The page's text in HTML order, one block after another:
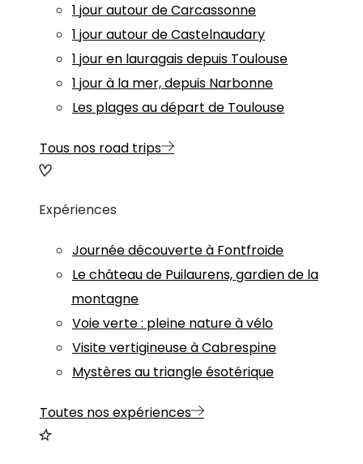
1 jour autour de Carcassonne
1 jour autour de Castelnaudary
1 jour en lauragais depuis Toulouse
1 jour à la mer, depuis Narbonne
Les plages au départ de Toulouse
Tous nos road trips
Expériences
Journée découverte à Fontfroide
Le château de Puilaurens, gardien de la
montagne
Voie verte : pleine nature à vélo
Visite vertigineuse à Cabrespine
Mystères au triangle ésotérique
Toutes nos expériences